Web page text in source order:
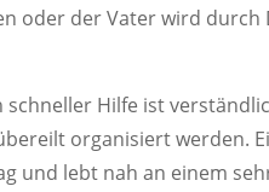
oder der Vater wird
schneller Hilfe ist
organisiert werden.
und lebt nah an einem